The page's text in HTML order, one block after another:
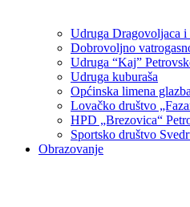
Udruga Dragovoljaca i
Dobrovoljno
Udruga “Kaj”
Udruga kuburaša
Općinska limena glazba
Lovačko društvo
HPD „Brezovica“
Sportsko društvo
Obrazovanje